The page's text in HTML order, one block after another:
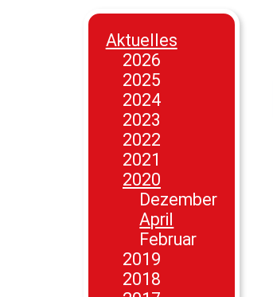
Aktuelles
2026
2025
2024
2023
2022
2021
2020
Dezember
April
Februar
2019
2018